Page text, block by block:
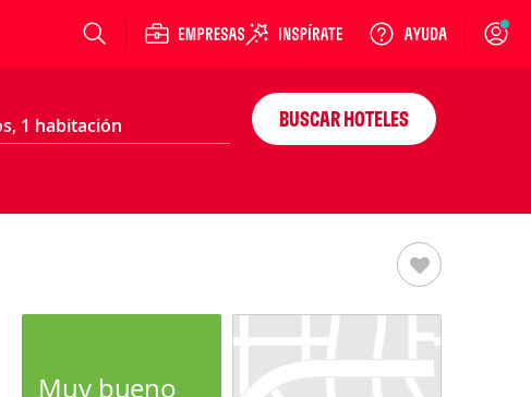
Login
BUSCAR HOTELES
Muy bueno